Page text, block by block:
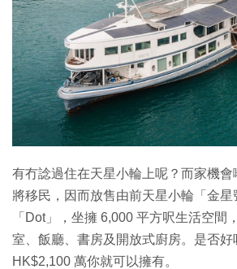
有冇諗過住在天星小輪上呢？而家機
將移民，因而放售由前天星小輪「金
「Dot」，坐擁 6,000 平方呎生活空間
室、飯廳、書房及開放式廚房。是否
HK$2,100 萬你就可以擁有。